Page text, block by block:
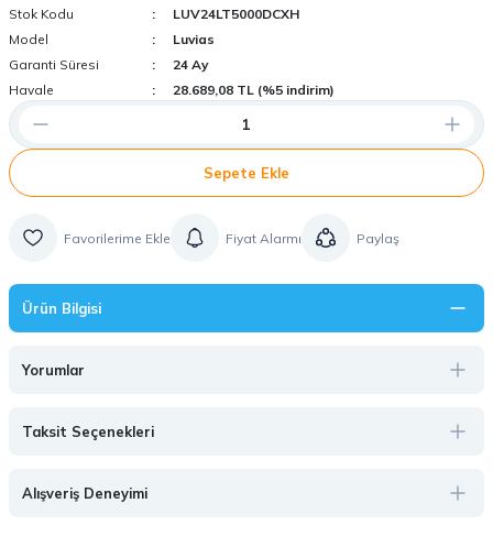
Stok Kodu
LUV24LT5000DCXH
Model
Luvias
Garanti Süresi
24 Ay
Havale
28.689,08 TL (%5 indirim)
Sepete Ekle
Fiyat Alarmı Paylaş
Ürün Bilgisi
Yorumlar
Taksit Seçenekleri
Alışveriş Deneyimi